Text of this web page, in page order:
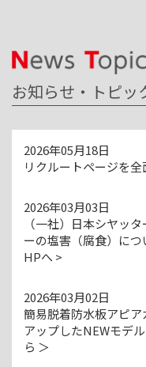
お知らせ・トピッ
2026年05月18日
リクルートページを全
2026年03月03日
（一社）日本シヤッ
ーの塩害（腐食）に
HPへ >
2026年03月02日
簡易脱着防水板アピ
アップしたNEWモデ
ら ＞